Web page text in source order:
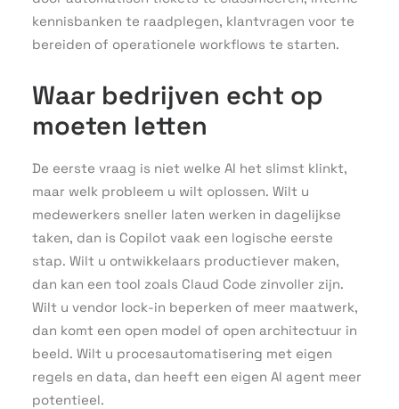
kennisbanken te raadplegen, klantvragen voor te
bereiden of operationele workflows te starten.
Waar bedrijven echt op
moeten letten
De eerste vraag is niet welke AI het slimst klinkt,
maar welk probleem u wilt oplossen. Wilt u
medewerkers sneller laten werken in dagelijkse
taken, dan is Copilot vaak een logische eerste
stap. Wilt u ontwikkelaars productiever maken,
dan kan een tool zoals Claud Code zinvoller zijn.
Wilt u vendor lock-in beperken of meer maatwerk,
dan komt een open model of open architectuur in
beeld. Wilt u procesautomatisering met eigen
regels en data, dan heeft een eigen AI agent meer
potentieel.